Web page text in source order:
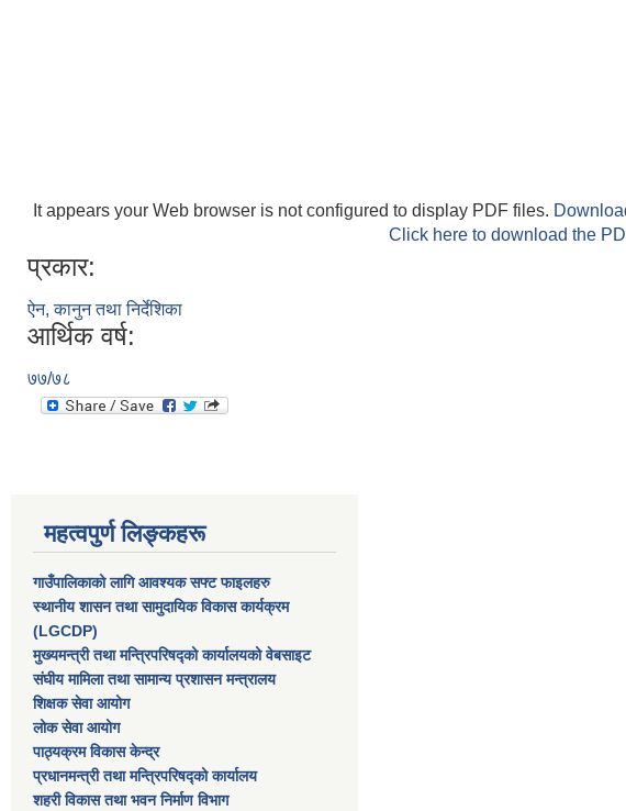
It appears your Web browser is not configured to display PDF files.
Click here to download the
प्रकार:
ऐन, कानुन तथा निर्देशिका
आर्थिक वर्ष:
७७/७८
महत्वपुर्ण लिङ्कहरू
गाउँपालिकाको लागि आवश्यक सफ्ट फाइलहरु
स्थानीय शासन तथा सामुदायिक विकास कार्यक्रम
(LGCDP)
मुख्यमन्त्री तथा मन्त्रिपरिषद्को कार्यालयको वेबसाइट
संघीय मामिला तथा सामान्य प्रशासन मन्त्रालय
शिक्षक सेवा आयोग
लोक सेवा आयोग
पाठ्यक्रम विकास केन्द्र
प्रधानमन्त्री तथा मन्त्रिपरिषद्को कार्यालय
शहरी विकास तथा भवन निर्माण विभाग